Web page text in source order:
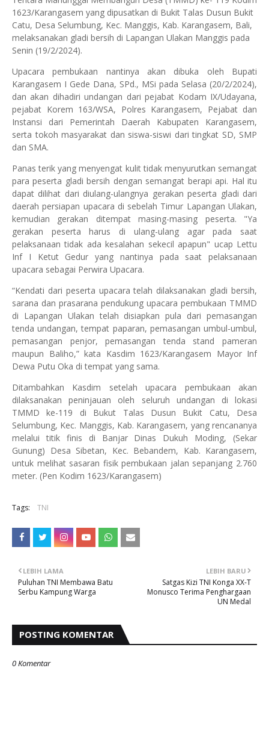
1623/Karangasem yang dipusatkan di Bukit Talas Dusun Bukit
Catu, Desa Selumbung, Kec. Manggis, Kab. Karangasem, Bali,
melaksanakan gladi bersih di Lapangan Ulakan Manggis pada
Senin (19/2/2024).
Upacara pembukaan nantinya akan dibuka oleh Bupati
Karangasem I Gede Dana, SPd., MSi pada Selasa (20/2/2024),
dan akan dihadiri undangan dari pejabat Kodam IX/Udayana,
pejabat Korem 163/WSA, Polres Karangasem, Pejabat dan
Instansi dari Pemerintah Daerah Kabupaten Karangasem,
serta tokoh masyarakat dan siswa-siswi dari tingkat SD, SMP
dan SMA.
Panas terik yang menyengat kulit tidak menyurutkan semangat
para peserta gladi bersih dengan semangat berapi api. Hal itu
dapat dilihat dari diulang-ulangnya gerakan peserta gladi dari
daerah persiapan upacara di sebelah Timur Lapangan Ulakan,
kemudian gerakan ditempat masing-masing peserta. "Ya
gerakan peserta harus di ulang-ulang agar pada saat
pelaksanaan tidak ada kesalahan sekecil apapun" ucap Lettu
Inf I Ketut Gedur yang nantinya pada saat pelaksanaan
upacara sebagai Perwira Upacara.
“Kendati dari peserta upacara telah dilaksanakan gladi bersih,
sarana dan prasarana pendukung upacara pembukaan TMMD
di Lapangan Ulakan telah disiapkan pula dari pemasangan
tenda undangan, tempat paparan, pemasangan umbul-umbul,
pemasangan penjor, pemasangan tenda stand pameran
maupun Baliho,” kata Kasdim 1623/Karangasem Mayor Inf
Dewa Putu Oka di tempat yang sama.
Ditambahkan Kasdim setelah upacara pembukaan akan
dilaksanakan peninjauan oleh seluruh undangan di lokasi
TMMD ke-119 di Bukut Talas Dusun Bukit Catu, Desa
Selumbung, Kec. Manggis, Kab. Karangasem, yang rencananya
melalui titik finis di Banjar Dinas Dukuh Moding, (Sekar
Gunung) Desa Sibetan, Kec. Bebandem, Kab. Karangasem,
untuk melihat sasaran fisik pembukaan jalan sepanjang 2.760
meter. (Pen Kodim 1623/Karangasem)
Tags: TNI
LEBIH BARU
Satgas Kizi TNI Konga XX-T
Monusco Terima Penghargaan
UN Medal
LEBIH LAMA
Puluhan TNI Membawa Batu
Serbu Kampung Warga
POSTING KOMENTAR
0 Komentar